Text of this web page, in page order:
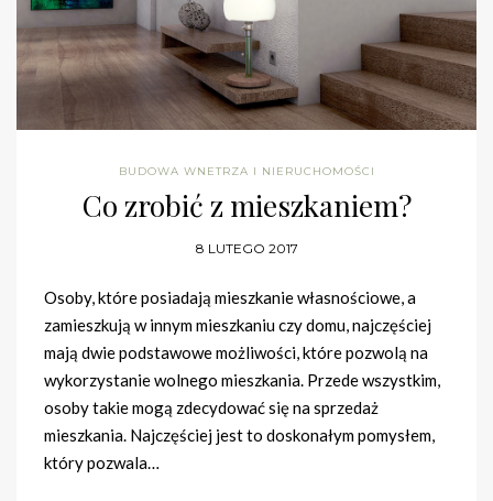
BUDOWA WNETRZA I NIERUCHOMOŚCI
Co zrobić z mieszkaniem?
8 LUTEGO 2017
Osoby, które posiadają mieszkanie własnościowe, a
zamieszkują w innym mieszkaniu czy domu, najczęściej
mają dwie podstawowe możliwości, które pozwolą na
wykorzystanie wolnego mieszkania. Przede wszystkim,
osoby takie mogą zdecydować się na sprzedaż
mieszkania. Najczęściej jest to doskonałym pomysłem,
który pozwala…